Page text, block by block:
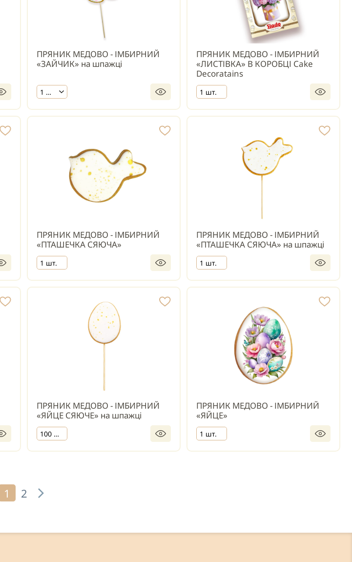
ПРЯНИК МЕДОВО - ІМБИРНИЙ
«ЗАЙЧИК» на шпажці
1 шт.
ПРЯНИК МЕДОВО - ІМБИРНИЙ
«ЛИСТІВКА» В КОРОБЦІ Cake
Decoratains
1 шт.
ПРЯНИК МЕДОВО - ІМБИРНИЙ
«ПТАШЕЧКА СЯЮЧА»
1 шт.
ПРЯНИК МЕДОВО - ІМБИРНИЙ
«ПТАШЕЧКА СЯЮЧА» на шпажці
1 шт.
ПРЯНИК МЕДОВО - ІМБИРНИЙ
«ЯЙЦЕ СЯЮЧЕ» на шпажці
100 шт.
ПРЯНИК МЕДОВО - ІМБИРНИЙ
«ЯЙЦЕ»
1 шт.
1 2